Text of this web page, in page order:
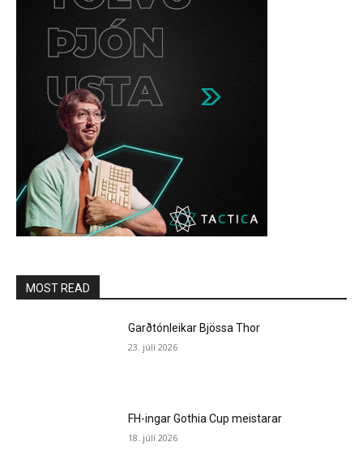
MOST READ
Garðtónleikar Bjössa Thor
23. júlí 2026
FH-ingar Gothia Cup meistarar
18. júlí 2026